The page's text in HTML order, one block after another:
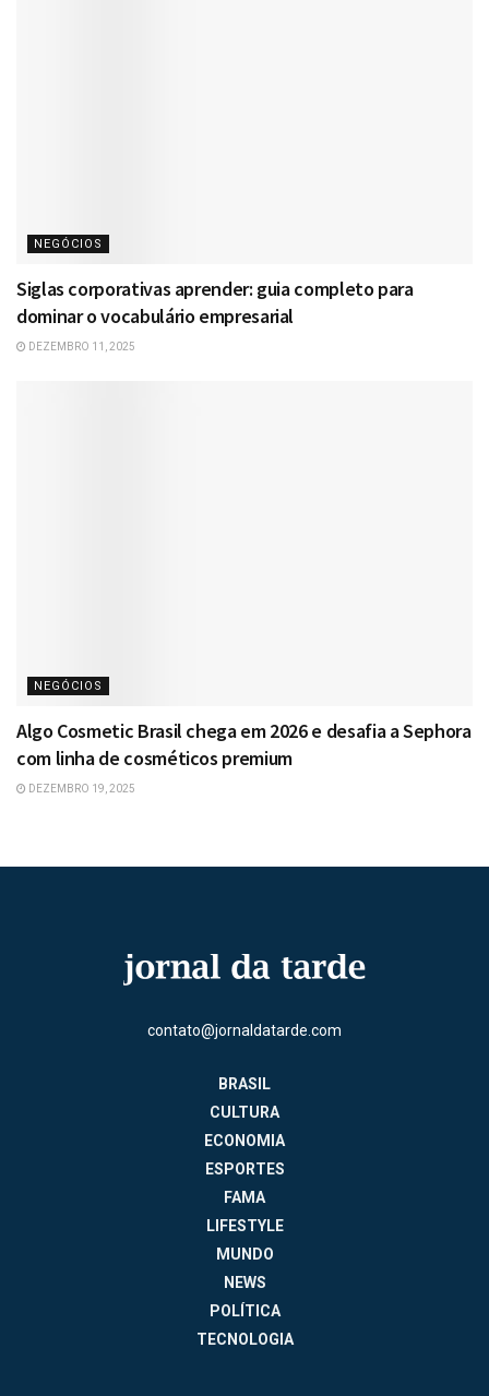
NEGÓCIOS
Siglas corporativas aprender: guia completo para
dominar o vocabulário empresarial
DEZEMBRO 11, 2025
NEGÓCIOS
Algo Cosmetic Brasil chega em 2026 e desafia a Sephora
com linha de cosméticos premium
DEZEMBRO 19, 2025
contato@jornaldatarde.com
BRASIL
CULTURA
ECONOMIA
ESPORTES
FAMA
LIFESTYLE
MUNDO
NEWS
POLÍTICA
TECNOLOGIA